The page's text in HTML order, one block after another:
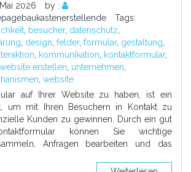
2026
by :
Tags:
, besucher, datenschutz,
, design, felder, formular, gestaltung,
, kommunikation, kontaktformular,
erstellen, unternehmen,
, website
auf Ihrer Website zu haben, ist ein
um mit Ihren Besuchern in Kontakt zu
Kunden zu gewinnen. Durch ein gut
können Sie wichtige
Anfragen bearbeiten und das